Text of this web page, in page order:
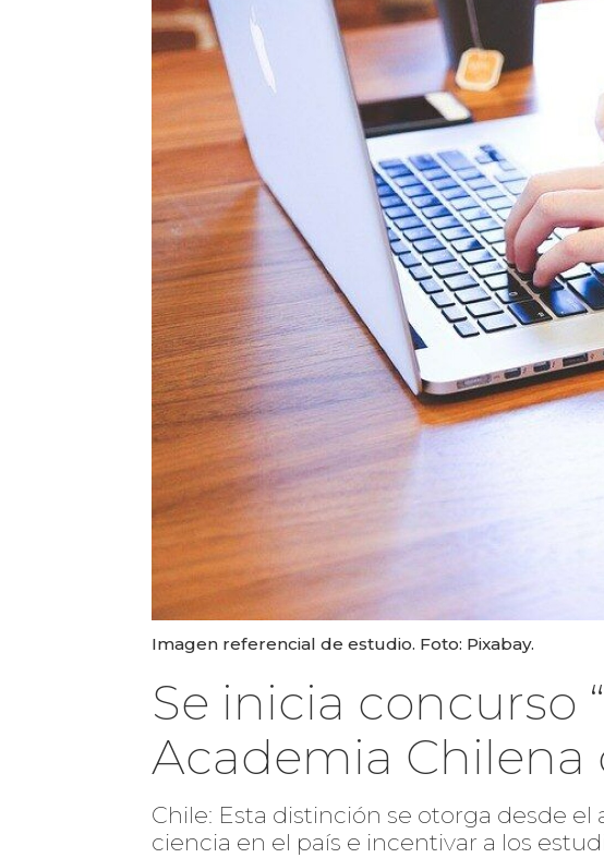
Imagen referencial de estudio. Foto: Pixabay.
Se inicia concurso
Academia Chilena
Chile: Esta distinción se otorga desde
ciencia en el país e incentivar a los